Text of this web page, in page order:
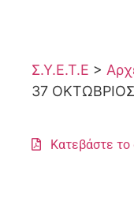
Σ.Υ.Ε.Τ.Ε >
37
Κατεβάστε το